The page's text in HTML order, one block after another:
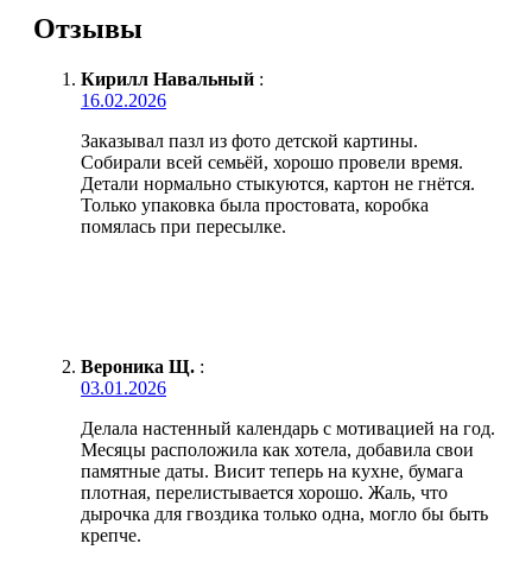
Отзывы
Кирилл Навальный :
16.02.2026
Заказывал пазл из фото детской картины.
Собирали всей семьёй, хорошо провели время.
Детали нормально стыкуются, картон не гнётся.
Только упаковка была простовата, коробка
помялась при пересылке.
Вероника Щ. :
03.01.2026
Делала настенный календарь с мотивацией на год.
Месяцы расположила как хотела, добавила свои
памятные даты. Висит теперь на кухне, бумага
плотная, перелистывается хорошо. Жаль, что
дырочка для гвоздика только одна, могло бы быть
крепче.